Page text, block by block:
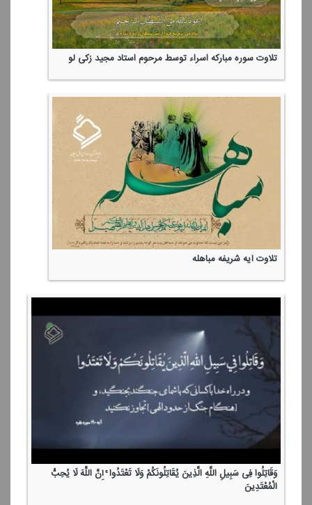
تلاوت سوره مباركه اسراء توسط مرحوم استاد مجید زكی لو
تلاوت آیه شریفه مباهله
وَقَاتِلُوا فِی سَبِیلِ اللَّهِ الَّذِینَ یُقَاتِلُونَكُمْ وَلَا تَعْتَدُوا ۚ إِنَّ اللَّهَ لَا یُحِبُّ
الْمُعْتَدِینَ